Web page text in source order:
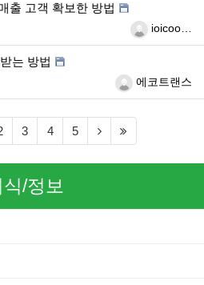
출 고객 확보한 방법
등록자ioicoo…
는 방법
등록자에코트랜스
3 4 5 (next)
식/정보